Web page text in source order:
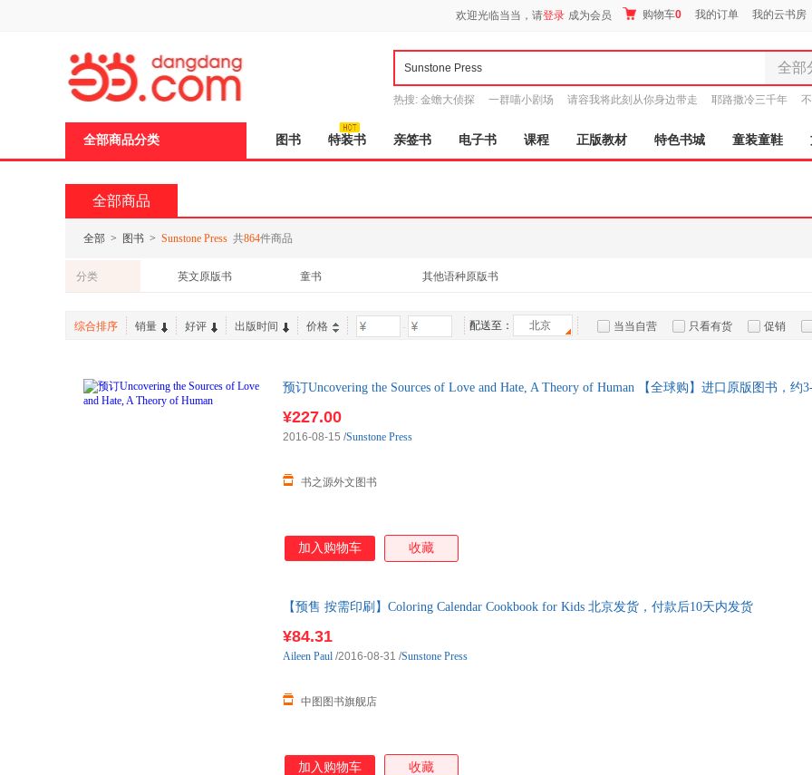
欢迎光临当当，请登录 成为会员 购物车0 我的订单 我的云书房
全部
全部
图书
电子书
家居
服装
热搜: 金蟾大侦探 一群喵小剧场 请容我将此刻从你身边带走 耶路撒冷三千年
全部商品分类 图书 特装书 亲签书 电子书 课程 正版教材 特色书城 童装童鞋
全部商品
全部 > 图书 > Sunstone Press 共864件商品
分类 英文原版书 童书 其他语种原版书
综合排序 销量 好评 出版时间 价格 - 配送至： 北京 当当自营 只看有货 促销
预订Uncovering the Sources of Love and Hate, A Theory of Human 【全球购】进口原版图书，约
¥227.00
书之源外文图书
2016-08-15 /Sunstone Press
加入购物车 收藏
【预售 按需印刷】Coloring Calendar Cookbook for Kids 北京发货，付款后10天内发货
¥84.31
中图图书旗舰店
Aileen Paul /2016-08-31 /Sunstone Press
加入购物车 收藏
页